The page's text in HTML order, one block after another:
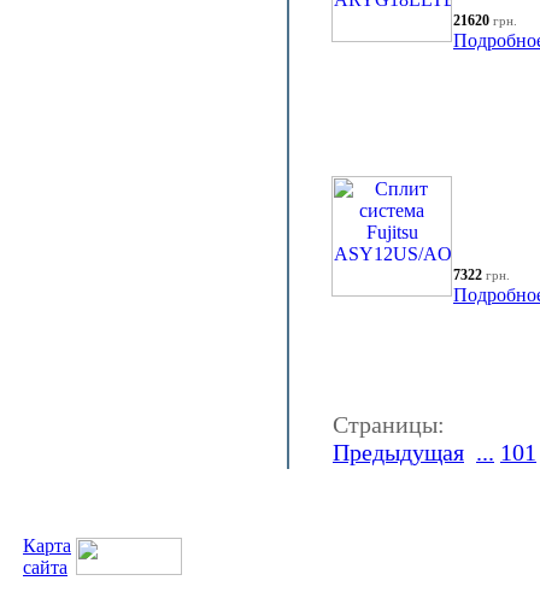
21620 грн.
7322 грн.
Страницы:
Предыдущая ... 101
Карта
сайта